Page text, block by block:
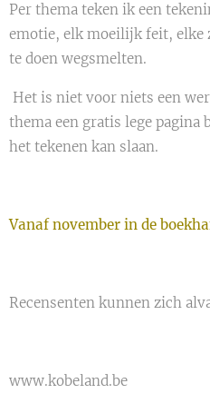
Per thema teken ik een
emotie, elk moeilijk feit, elke
te doen wegsmelten.
Het is niet voor niets een
thema een gratis lege pagina
het tekenen kan slaan.
Vanaf november in de
Recensenten kunnen zich
www.kobeland.be